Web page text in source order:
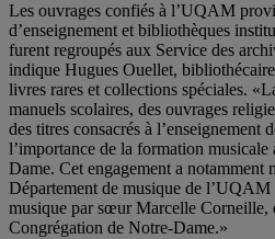
Les ouvrages confiés à l’UQAM
d’enseignement et bibliothèques
furent regroupés aux Service des
indique Hugues Ouellet,
livres rares et collections spéciales.
manuels scolaires, des ouvrages
des titres consacrés à l’enseignement
l’importance de la formation
Dame. Cet engagement a notamment
Département de musique de l’UQAM
musique par sœur Marcelle Corneille,
Congrégation de Notre-Dame.»